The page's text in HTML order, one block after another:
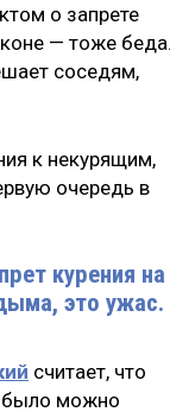
о запрете
— тоже беда.
соседям,
к некурящим,
очередь в
курения на
это ужас.
считает, что
было можно